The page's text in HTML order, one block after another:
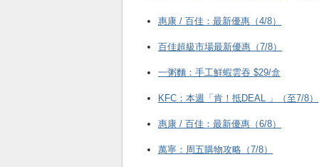
惠康 / 百佳：最新優惠（4/8）
百佳超級市場最新優惠（7/8）
一粥麵：手工鮮蝦雲吞 $29/盒
KFC ：本週「肯！抵DEAL 」（至7/8）
惠康 / 百佳：最新優惠（6/8）
萬寧：周五購物攻略（7/8）